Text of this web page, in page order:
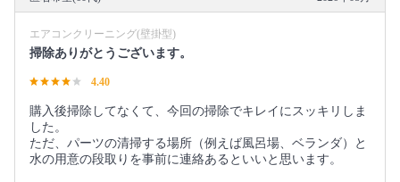
エアコンクリーニング(壁掛型)
掃除ありがとうございます。
4.40
購入後掃除してなくて、今回の掃除でキレイにスッキリしま
した。
ただ、パーツの清掃する場所（例えば風呂場、ベランダ）と
水の用意の段取りを事前に連絡あるといいと思います。